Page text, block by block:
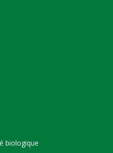
biologique